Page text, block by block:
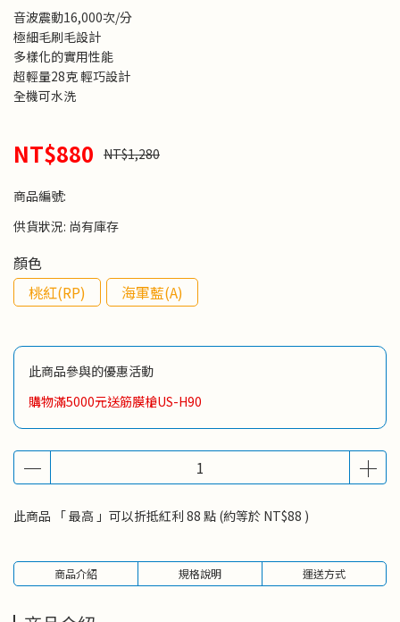
音波震動16,000次/分
極細毛刷毛設計
多樣化的實用性能
超輕量28克 輕巧設計
全機可水洗
NT$880 NT$1,280
商品編號:
供貨狀況: 尚有庫存
顏色
桃紅(RP)
海軍藍(A)
此商品參與的優惠活動
購物滿5000元送筋膜槍US-H90
此商品 「 最高 」可以折抵紅利 88 點 (約等於 NT$88 )
商品介紹 規格說明 運送方式